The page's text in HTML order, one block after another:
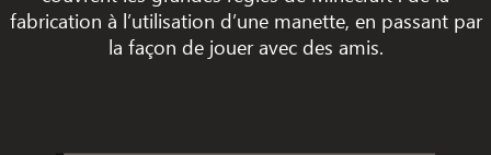
fabrication à l’utilisation d’une manette, en passant par
la façon de jouer avec des amis.